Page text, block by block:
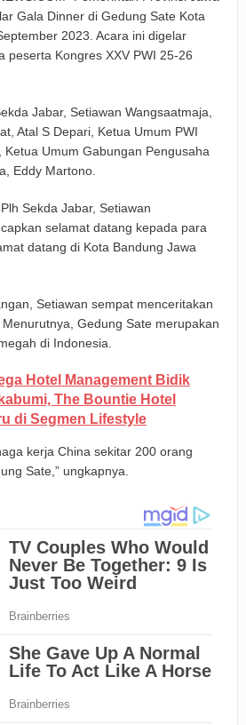
Cirebon
Awi Cisurupan Resmi Diaktivasi,
Berbasis Alam dan Pemberdayaan
Cup 2026 Jadi Ajang Silaturahmi
Penting untuk Kemajuan Kota
di Subang
Gala Dinner di Gedung Sate Kota
2023. Acara ini digelar
peserta Kongres XXV PWI 25-26
Jabar, Setiawan Wangsaatmaja,
Atal S Depari, Ketua Umum PWI
Ketua Umum Gabungan Pengusaha
Eddy Martono.
Sekda Jabar, Setiawan
selamat datang kepada para
datang di Kota Bandung Jawa
Setiawan sempat menceritakan
Gedung Sate merupakan
di Indonesia.
Hotel Management Bidik
The Bountie Hotel
di Segmen Lifestyle
kerja China sekitar 200 orang
Sate,” ungkapnya.